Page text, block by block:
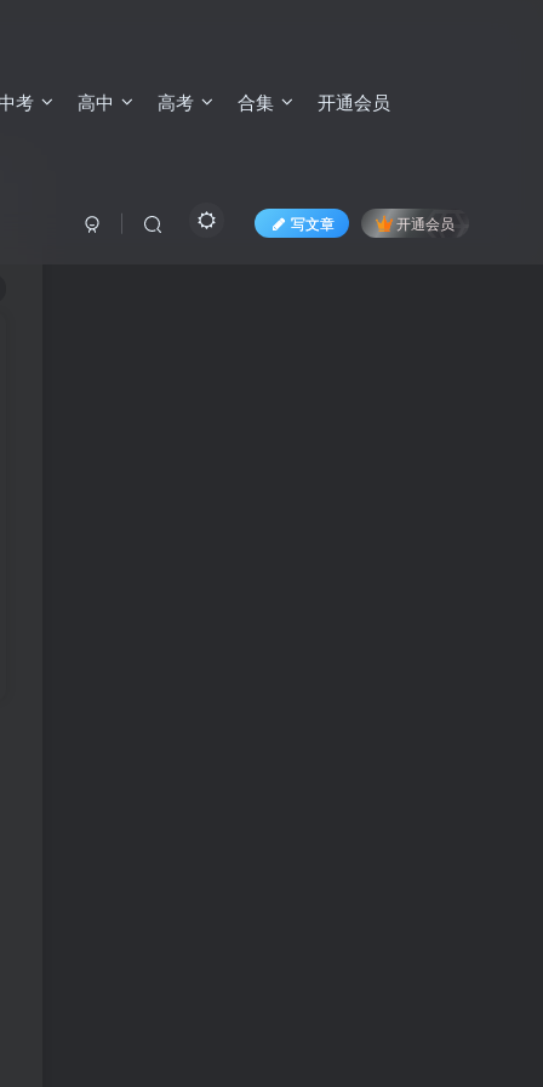
考 高中 高考 合集 开通会员
写文章 开通会员